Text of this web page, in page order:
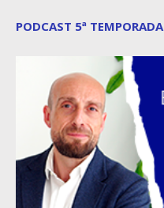
PODCAST 5ª TEMPORADA